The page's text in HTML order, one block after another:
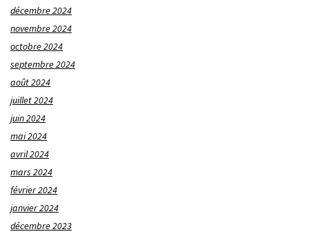
décembre 2024
novembre 2024
octobre 2024
septembre 2024
août 2024
juillet 2024
juin 2024
mai 2024
avril 2024
mars 2024
février 2024
janvier 2024
décembre 2023